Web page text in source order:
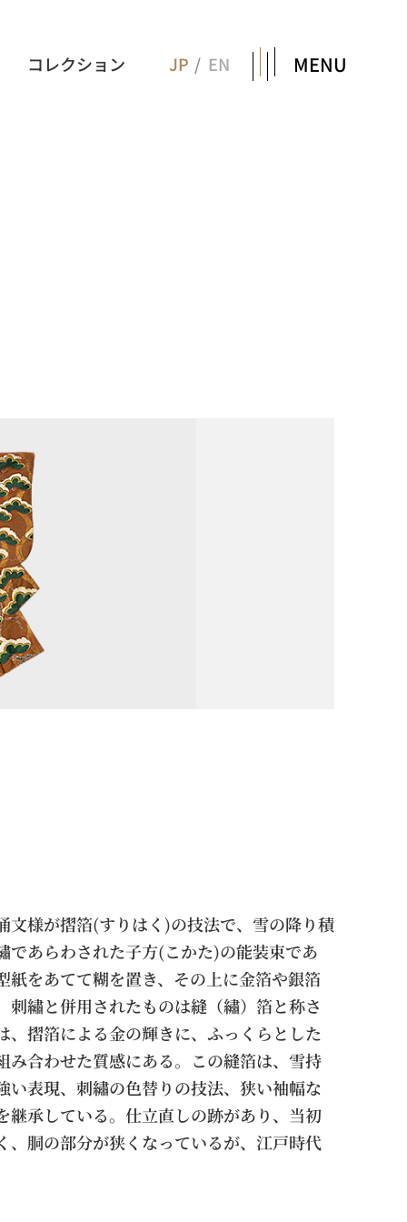
コレクション JP EN MENU
文様が摺箔(すりはく)の技法で、雪の降り積
であらわされた子方(こかた)の能装束であ
紙をあてて糊を置き、その上に金箔や銀箔
刺繡と併用されたものは縫（繡）箔と称さ
、摺箔による金の輝きに、ふっくらとした
み合わせた質感にある。この縫箔は、雪持
い表現、刺繡の色替りの技法、狭い袖幅な
継承している。仕立直しの跡があり、当初
、胴の部分が狭くなっているが、江戸時代